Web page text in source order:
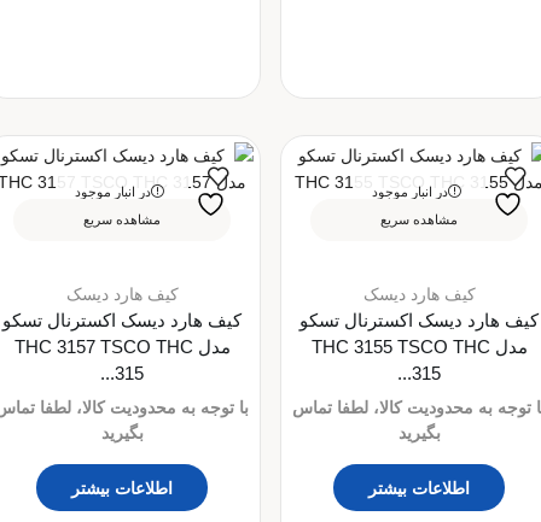
در انبار موجود
نمی باشد
مشاهده سریع
کیف هارد دیسک
کیف هارد دیسک اکسترنال تسکو
مدل THC 3155 TSCO THC
315...
توجه به محدودیت کالا، لطفا تماس
بگیرید
اطلاعات بیشتر
در انبار موجود
نمی باشد
مشاهده سریع
کیف هارد دیسک
کیف هارد دیسک اکسترنال تسکو
مدل THC 3157 TSCO THC
315...
با توجه به محدودیت کالا، لطفا
بگیرید
اطلاعات بیشتر